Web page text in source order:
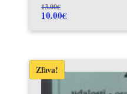
13.00€
10.00€
Zľava!